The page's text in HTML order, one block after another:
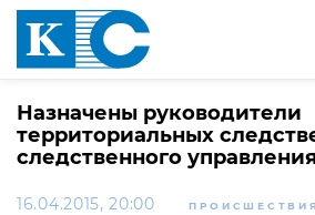
Назначены руководители
территориальных
следственного
16.04.2015, 20:00 ПРОИСШЕСТВИЯ